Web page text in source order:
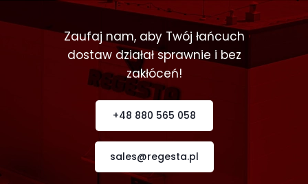
Zaufaj nam, aby Twój łańcuch
dostaw działał sprawnie i bez
zakłóceń!
+48 880 565 058
sales@regesta.pl